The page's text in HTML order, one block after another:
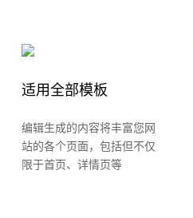
​适用全部模板
​编辑生成的内容将丰富您网
站的各个页面，包括但不仅
限于首页、详情页等